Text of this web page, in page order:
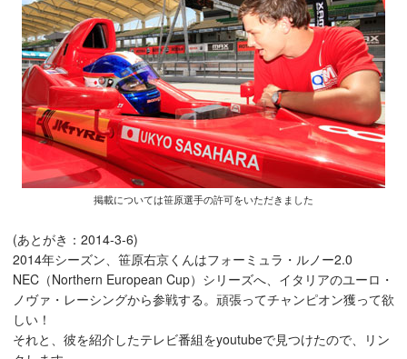
掲載については笹原選手の許可をいただきました
(あとがき：2014-3-6)
2014年シーズン、笹原右京くんはフォーミュラ・ルノー2.0
NEC（Northern European Cup）シリーズへ、イタリアのユーロ・
ノヴァ・レーシングから参戦する。頑張ってチャンピオン獲って欲
しい！
それと、彼を紹介したテレビ番組をyoutubeで見つけたので、リン